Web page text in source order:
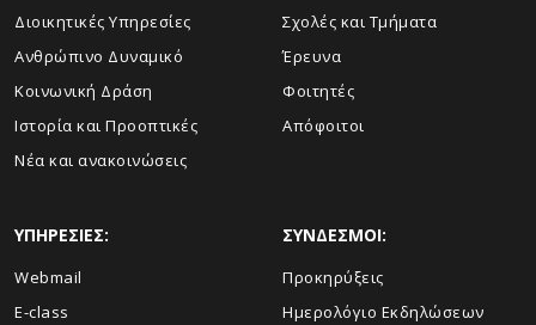
Διοικητικές Υπηρεσίες
Ανθρώπινο Δυναμικό
Κοινωνική Δράση
Ιστορία και Προοπτικές
Νέα και ανακοινώσεις
Σχολές και Τμήματα
Έρευνα
Φοιτητές
Απόφοιτοι
ΥΠΗΡΕΣΙΕΣ:
Webmail
E-class
ΣΥΝΔΕΣΜΟΙ:
Προκηρύξεις
Ημερολόγιο Εκδηλώσεων